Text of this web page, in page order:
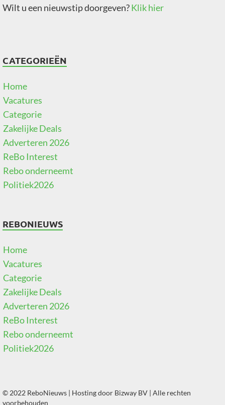
Wilt u een nieuwstip doorgeven?Klik hier
CATEGORIEËN
Home
Vacatures
Categorie
Zakelijke Deals
Adverteren 2026
ReBo Interest
Rebo onderneemt
Politiek2026
REBONIEUWS
Home
Vacatures
Categorie
Zakelijke Deals
Adverteren 2026
ReBo Interest
Rebo onderneemt
Politiek2026
© 2022 ReboNieuws | Hosting door Bizway BV | Alle rechten
voorbehouden